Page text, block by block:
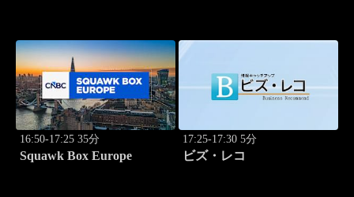
16:50-17:25 35分
Squawk Box Europe
17:25-17:30 5分
ビズ・レコ